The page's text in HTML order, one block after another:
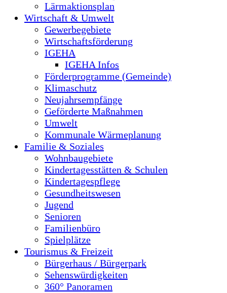
Lärmaktionsplan
Wirtschaft & Umwelt
Gewerbegebiete
Wirtschaftsförderung
IGEHA
IGEHA Infos
Förderprogramme (Gemeinde)
Klimaschutz
Neujahrsempfänge
Geförderte Maßnahmen
Umwelt
Kommunale Wärmeplanung
Familie & Soziales
Wohnbaugebiete
Kindertagesstätten & Schulen
Kindertagespflege
Gesundheitswesen
Jugend
Senioren
Familienbüro
Spielplätze
Tourismus & Freizeit
Bürgerhaus / Bürgerpark
Sehenswürdigkeiten
360° Panoramen